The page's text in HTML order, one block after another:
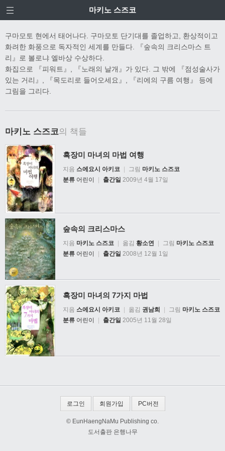
마키노 스즈코
구마모토 현에서 태어나다. 구마모토 단기대를 졸업하고, 환상적이고
화려한 화풍으로 독자적인 세계를 만들다. 『숲속의 크리스마스 트
리』로 볼로냐 엘바상 수상하다.
화집으로 『피워트』, 『노래의 날개』가 있다. 그 밖에 『점성술사가
있는 거리』, 『목도리로 들어오세요』, 『리에의 구름 여행』 등에
그림을 그리다.
마키노 스즈코의 책들
흑장미 마녀의 마법 여행
지음 스에요시 아키코 그림 마키노 스즈코
분류 어린이 출간일 2009년 4월 17일
숲속의 크리스마스
지음 마키노 스즈코 옮김 황소연 그림 마키노 스즈코
분류 어린이 | 출간일 2008년 12월 1일
흑장미 마녀의 7가지 마법
지음 스에요시 아키코 | 옮김 권남희 | 그림 마키노 스즈코
분류 어린이 | 출간일 2005년 11월 28일
로그인 회원가입 PC버전
© EunHaengNaMu Publishing co.
도서출판 은행나무